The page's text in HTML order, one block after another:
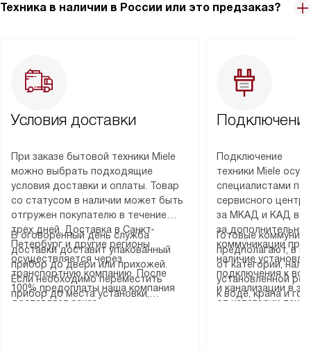
Техника в наличии в России или это предзаказ?
Условия доставки
При заказе бытовой техники Miele
можно выбрать подходящие
условия доставки и оплаты. Товар
со статусом в наличии может быть
отгружен покупателю в течение
трех дней. Доставка в Санкт-
Петербург и другие регионы
осуществляется через
транспортную компанию. После
100% предоплаты наша компания
доставляет заказ
В оговоренный день служба
доставки доставит упакованный
прибор до двери или прихожей.
Если необходимо переместить
прибор до места установки,
Подключение
техники Miele
специалистами
сервисного
за МКАД и КАД
за
коммуникации
наличие
подключения к
и канализации в
от категории
Готовые
предполагают, в
от категории,
установленной
к воде, крана и